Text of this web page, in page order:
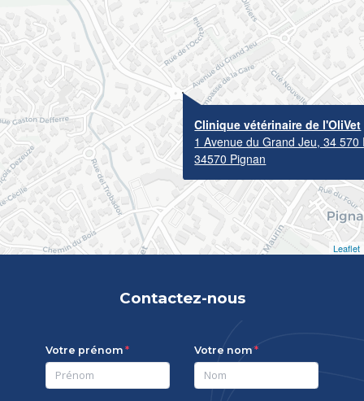
Clinique vétérinaire de l'OliVet
1 Avenue du Grand Jeu, 34 570
34570 Pignan
Leaflet
Contactez-nous
Votre prénom Votre nom